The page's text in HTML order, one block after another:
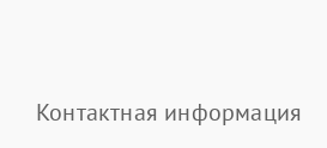
Контактная информация